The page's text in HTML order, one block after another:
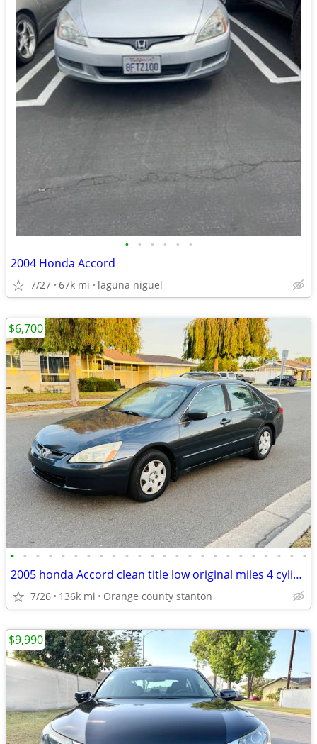
• • • • • •
2004 Honda Accord
7/27 67k mi laguna niguel
• • • • • • • • • • • • • • • • • • • • • • • •
2005 honda Accord clean title low original miles 4 cylinder
7/26 136k mi Orange county stanton
$6,700
$9,990